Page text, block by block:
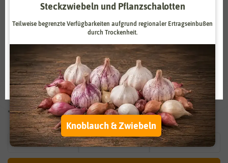
PAUL POTATO Kartoffelturm Starter
Set anthrazit (4 Etagen)
49,90 €
*
* inkl. 19% MwSt. zzgl.Versandkosten
Weitere Einstellungen
Alle akzeptieren
Alle ablehnen
Auswahl akzeptieren
Steckzwiebeln und Pflanzschalotten
Teilweise begrenzte Verfügbarkeiten aufgrund regionaler Ertragseinbußen
durch Trockenheit.
Knoblauch & Zwiebeln